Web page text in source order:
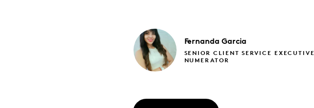
Fernanda Garcia
SENIOR CLIENT SERVICE
NUMERATOR